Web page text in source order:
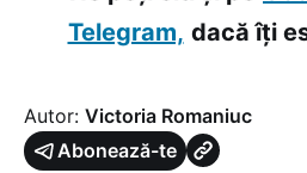
Telegram, dacă îți
Autor: Victoria Romaniuc
Abonează-te